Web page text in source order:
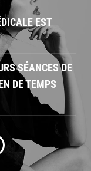
EST
SÉANCES DE
DE TEMPS